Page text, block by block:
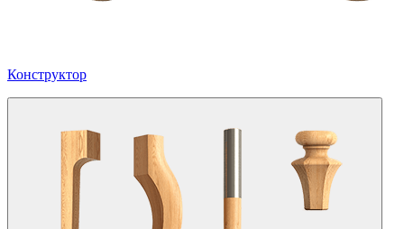
Конструктор